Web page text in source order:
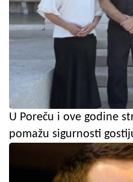
U Poreču i ove godine
pomažu sigurnosti